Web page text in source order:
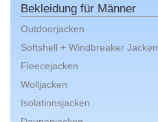
Bekleidung für Männer
Outdoorjacken
Softshell + Windbreaker Jacken
Fleecejacken
Wolljacken
Isolationsjacken